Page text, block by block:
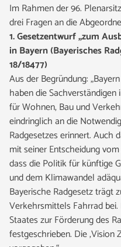
Im Rahmen der 96.
drei Fragen an die
1. Gesetzentwurf „zum
in Bayern (Bayerisches
18/18477)
Aus der Begründung:
haben die
für Wohnen, Bau und
eindringlich an die
Radgesetzes erinnert. Auch
mit seiner Entscheidung
dass die Politik für künftige
und dem Klimawandel
Bayerische Radgesetz trägt
Verkehrsmittels Fahrrad
Staates zur Förderung des
festgeschrieben. Die ‚Vision